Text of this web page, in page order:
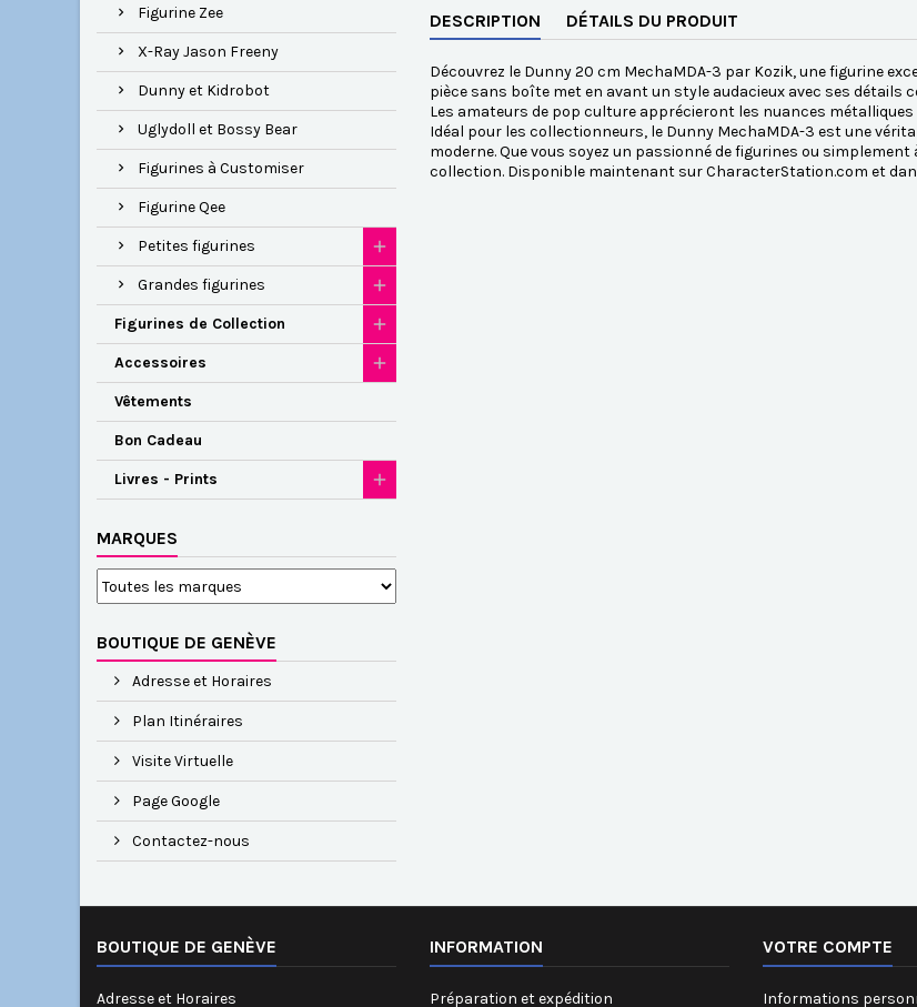
Figurine Zee
X-Ray Jason Freeny
Dunny et Kidrobot
Uglydoll et Bossy Bear
Figurines à Customiser
Figurine Qee
Petites figurines
Grandes figurines
Figurines de Collection
Accessoires
Vêtements
Bon Cadeau
Livres - Prints
MARQUES
BOUTIQUE DE GENÈVE
Adresse et Horaires
Plan Itinéraires
Visite Virtuelle
Page Google
Contactez-nous
DESCRIPTION DÉTAILS DU PRODUIT
Découvrez le Dunny 20 cm MechaMDA-3 par Kozik, une figurine
pièce sans boîte met en avant un style audacieux avec ses détails
Les amateurs de pop culture apprécieront les nuances
Idéal pour les collectionneurs, le Dunny MechaMDA-3 est une
moderne. Que vous soyez un passionné de figurines ou
collection. Disponible maintenant sur CharacterStation.com et
BOUTIQUE DE GENÈVE
Adresse et Horaires
INFORMATION
Préparation et expédition
VOTRE COMPTE
Informations